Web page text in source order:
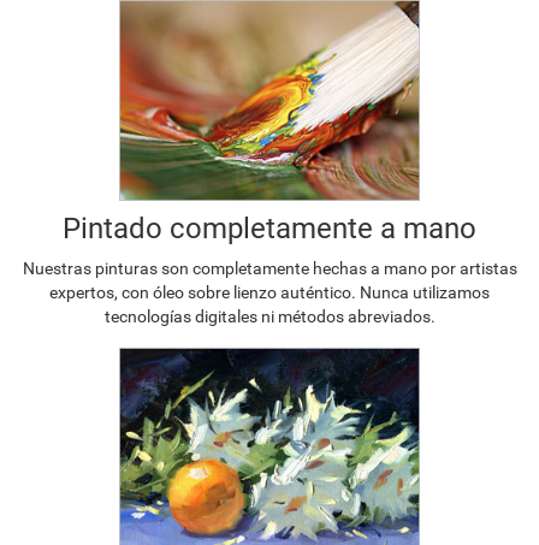
Pintado completamente a mano
Nuestras pinturas son completamente hechas a mano por artistas
expertos, con óleo sobre lienzo auténtico. Nunca utilizamos
tecnologías digitales ni métodos abreviados.